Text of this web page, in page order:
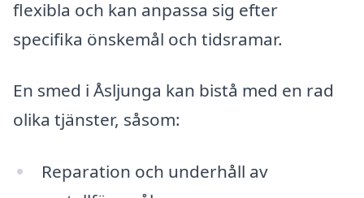
flexibla och kan anpassa sig efter
specifika önskemål och tidsramar.
En smed i Åsljunga kan bistå med en rad
olika tjänster, såsom:
Reparation och underhåll av